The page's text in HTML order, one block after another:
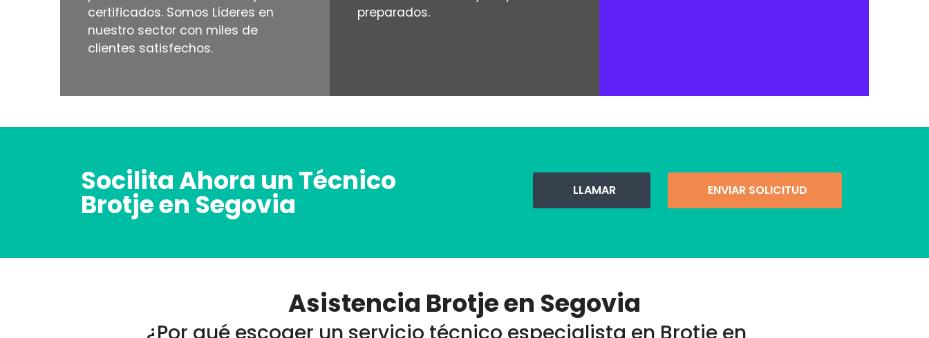
certificados. Somos Líderes en
nuestro sector con miles de
clientes satisfechos.
preparados.
Socilita Ahora un Técnico
Brotje en Segovia LLAMAR ENVIAR SOLICITUD
Asistencia Brotje en Segovia
¿Por qué escoger un servicio técnico especialista en Brotje en